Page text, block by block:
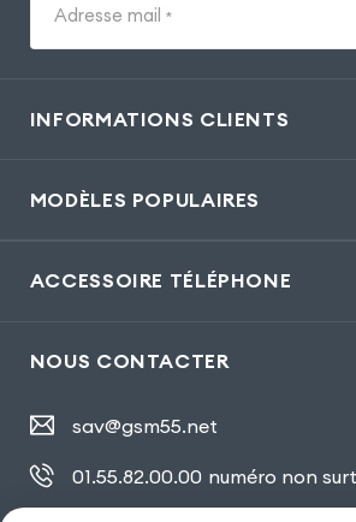
Adresse mail *
INFORMATIONS CLIENTS
MODÈLES POPULAIRES
ACCESSOIRE TÉLÉPHONE
NOUS CONTACTER
sav@gsm55.net
01.55.82.00.00 numéro non